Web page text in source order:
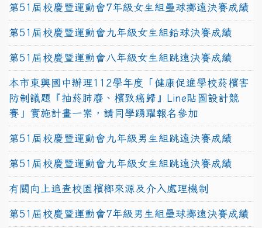
第51屆校慶暨運動會7年級女生組壘球擲遠決賽成績
第51屆校慶暨運動會九年級女生組鉛球決賽成績
第51屆校慶暨運動會八年級女生組跳遠決賽成績
本市東興國中辦理112學年度「健康促進學校菸檳害
防制議題『抽菸肺廢、檳致癌歸』Line貼圖設計競
賽」實施計畫一案，請同學踴躍報名參加
第51屆校慶暨運動會九年級男生組跳遠決賽成績
第51屆校慶暨運動會九年級女生組跳遠決賽成績
有關向上追查校園檳榔來源及介入處理機制
第51屆校慶暨運動會7年級男生組壘球擲遠決賽成績